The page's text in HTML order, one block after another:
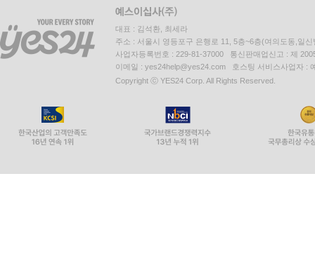
대표 : 김석환, 최세라
주소 : 서울시 영등포구 은행로 11, 5층~6층(여의도동,일신
사업자등록번호 : 229-81-37000 통신판매업신고 : 제
이메일 : yes24help@yes24.com 호스팅 서비스사업자 :
Copyright ⓒ YES24 Corp. All Rights Reserved.